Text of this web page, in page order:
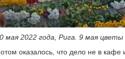
мая 2022 года, Рига. 9 мая цветы
оказалось, что дело не в кафе